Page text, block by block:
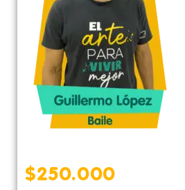
$250.000